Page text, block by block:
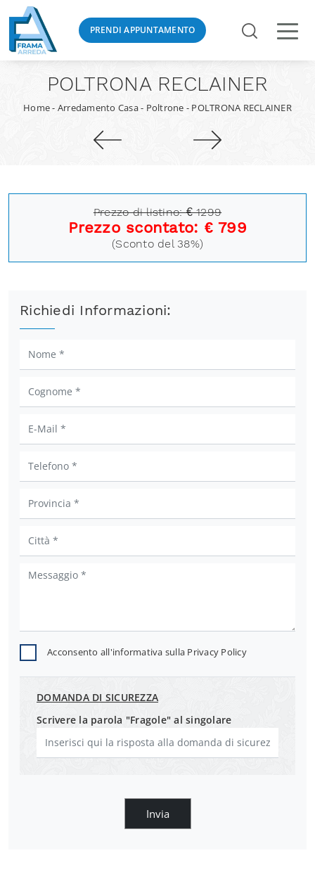
PRENDI APPUNTAMENTO
POLTRONA RECLAINER
Home- Arredamento Casa- Poltrone - POLTRONA RECLAINER
Prezzo di listino: € 1299
Prezzo scontato: € 799
(Sconto del 38%)
Richiedi Informazioni:
Acconsento all'informativa sulla Privacy Policy
DOMANDA DI SICUREZZA
Scrivere la parola "Fragole" al singolare
Invia